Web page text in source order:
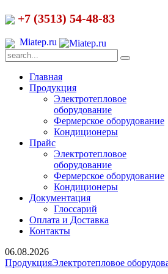
+7 (3513) 54-48-83
Miatep.ru
Главная
Продукция
Электротепловое
оборудование
Фермерское оборудование
Кондиционеры
Прайс
Электротепловое
оборудование
Фермерское оборудование
Кондиционеры
Документация
Глоссарий
Оплата и Доставка
Контакты
06.08.2026
ПродукцияЭлектротепловое